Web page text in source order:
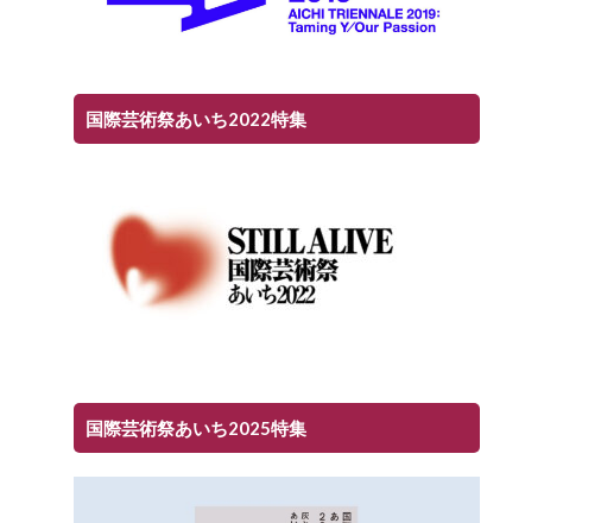
国際芸術祭あいち2022特集
国際芸術祭あいち2025特集